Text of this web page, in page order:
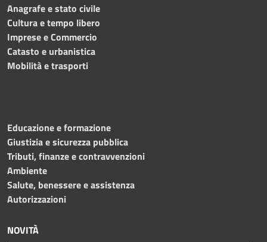
Anagrafe e stato civile
Cultura e tempo libero
Imprese e Commercio
Catasto e urbanistica
Mobilità e trasporti
Educazione e formazione
Giustizia e sicurezza pubblica
Tributi, finanze e contravvenzioni
Ambiente
Salute, benessere e assistenza
Autorizzazioni
NOVITÀ